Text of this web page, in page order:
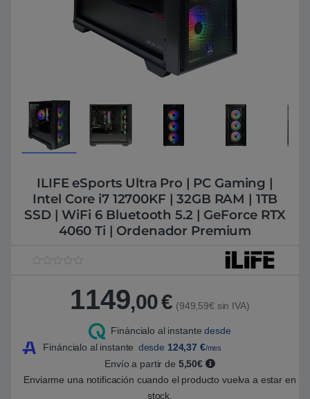
ILIFE eSports Ultra Pro | PC Gaming |
Intel Core i7 12700KF | 32GB RAM | 1TB
SSD | WiFi 6 Bluetooth 5.2 | GeForce RTX
4060 Ti | Ordenador Premium
o
5
0
1149,00€ (949,59€ sin IVA)
Fináncialo al instante desde
Fináncialo al instante desde 124,37 €/mes
Envío a partir de 5,50€
Enviarme una notificación cuando el producto vuelva a estar en
stock.